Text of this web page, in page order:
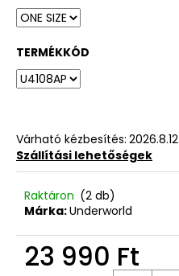
TERMÉKKÓD
Várható kézbesítés: 2026.8.12
Szállítási lehetőségek
Raktáron (2 db)
Márka:Underworld
23 990 Ft